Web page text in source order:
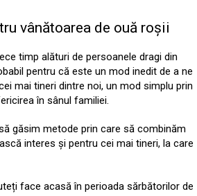
vânătoarea de ouă roșii
timp alături de persoanele dragi din
pentru că este un mod inedit de a ne
mai tineri dintre noi, un mod simplu prin
în sânul familiei.
găsim metode prin care să combinăm
interes și pentru cei mai tineri, la care
face acasă în perioada sărbătorilor de